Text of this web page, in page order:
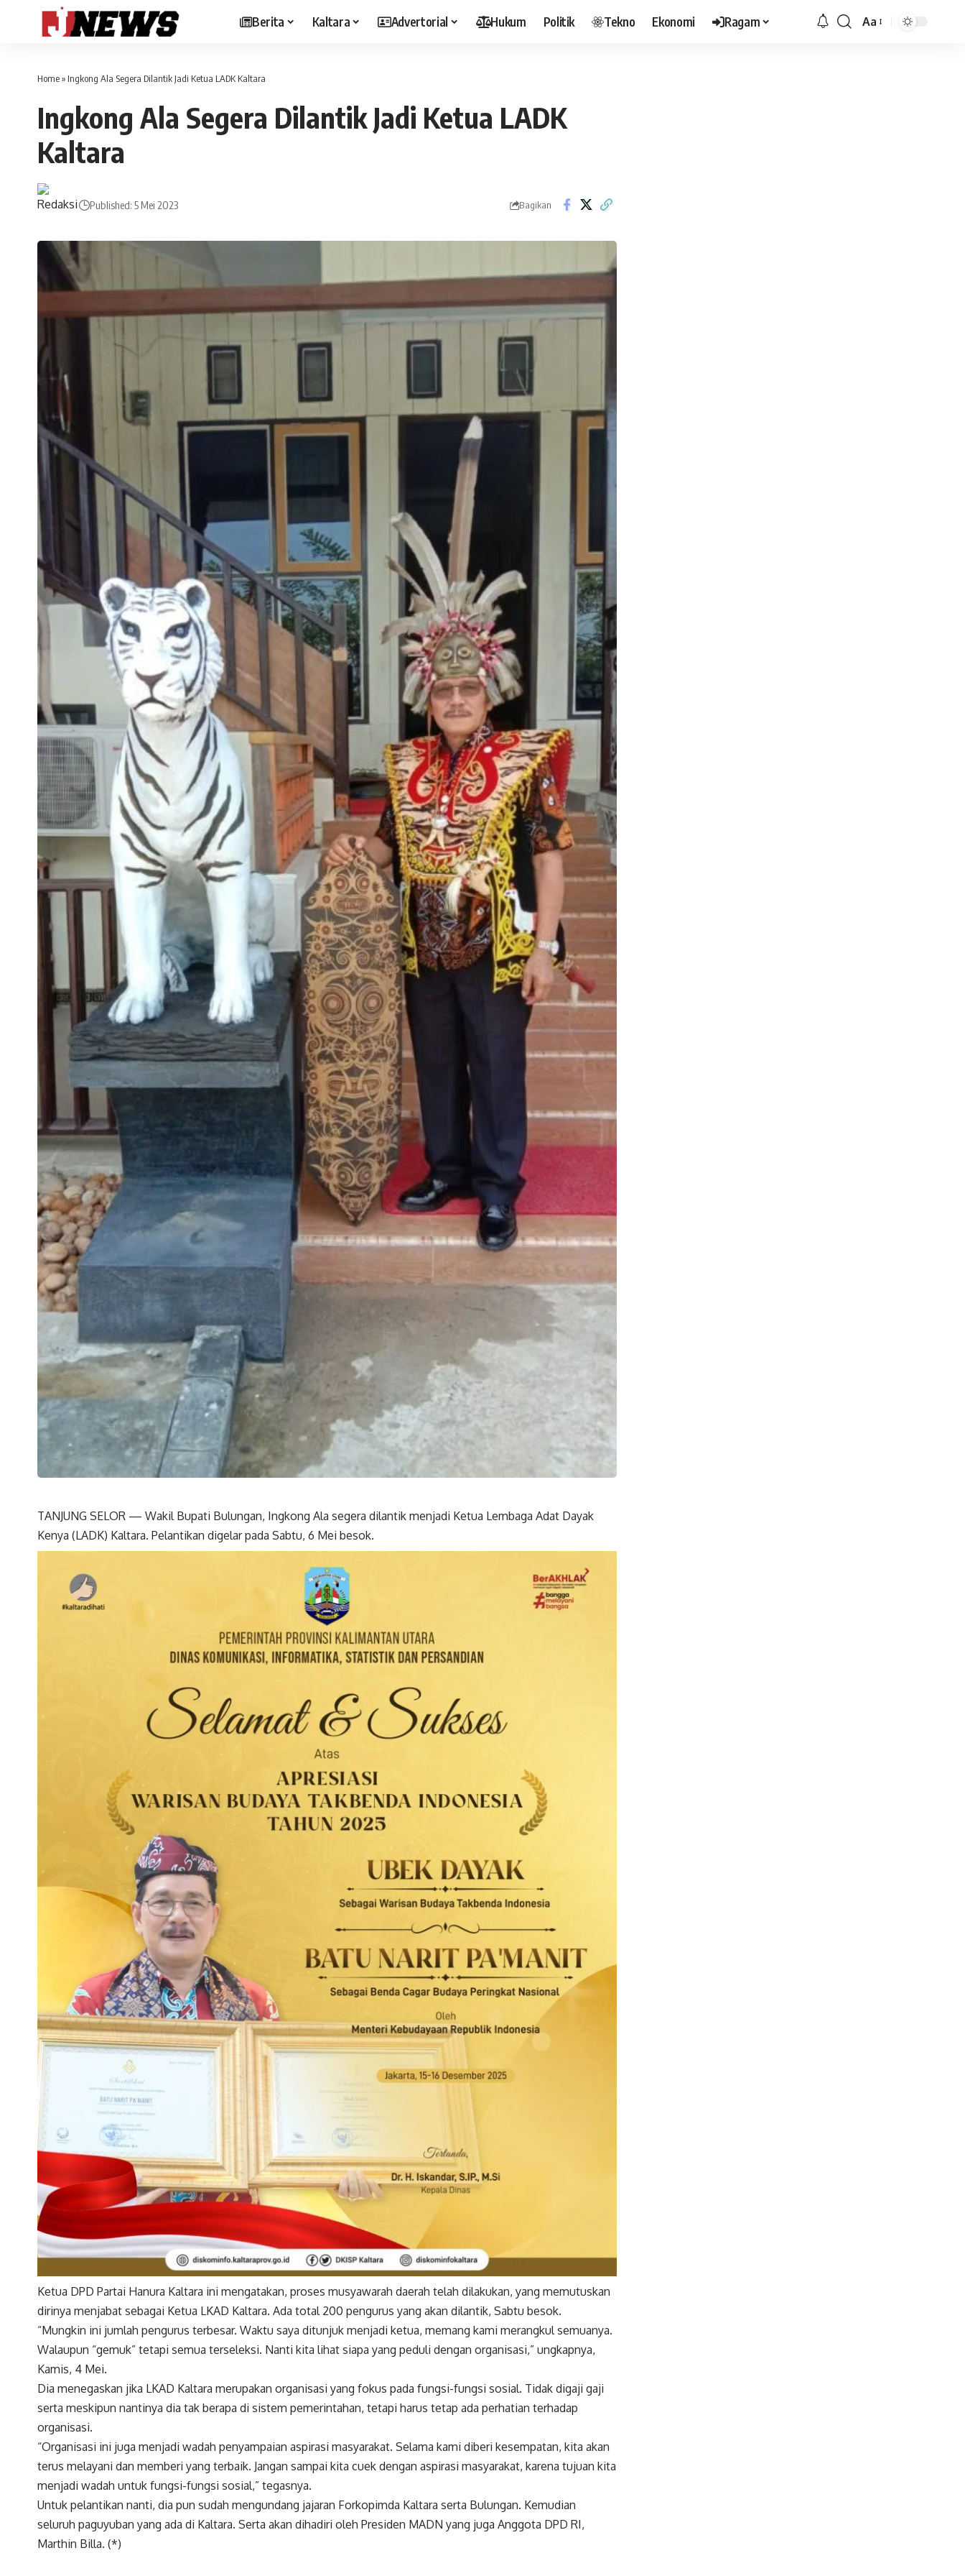
Berita Kaltara Advertorial Hukum Politik Tekno Ekonomi Ragam
Font
Aa
Home» Ingkong Ala Segera Dilantik Jadi Ketua LADK Kaltara
Ingkong Ala Segera Dilantik Jadi Ketua LADK
Kaltara
Published: 5 Mei 2023 Bagikan
TANJUNG SELOR — Wakil Bupati Bulungan, Ingkong Ala segera dilantik menjadi Ketua Lembaga Adat Dayak
Kenya (LADK) Kaltara. Pelantikan digelar pada Sabtu, 6 Mei besok.
Ketua DPD Partai Hanura Kaltara ini mengatakan, proses musyawarah daerah telah dilakukan, yang memutuskan
dirinya menjabat sebagai Ketua LKAD Kaltara. Ada total 200 pengurus yang akan dilantik, Sabtu besok.
“Mungkin ini jumlah pengurus terbesar. Waktu saya ditunjuk menjadi ketua, memang kami merangkul semuanya.
Walaupun “gemuk” tetapi semua terseleksi. Nanti kita lihat siapa yang peduli dengan organisasi,” ungkapnya,
Kamis, 4 Mei.
Dia menegaskan jika LKAD Kaltara merupakan organisasi yang fokus pada fungsi-fungsi sosial. Tidak digaji gaji
serta meskipun nantinya dia tak berapa di sistem pemerintahan, tetapi harus tetap ada perhatian terhadap
organisasi.
“Organisasi ini juga menjadi wadah penyampaian aspirasi masyarakat. Selama kami diberi kesempatan, kita akan
terus melayani dan memberi yang terbaik. Jangan sampai kita cuek dengan aspirasi masyarakat, karena tujuan kita
menjadi wadah untuk fungsi-fungsi sosial,” tegasnya.
Untuk pelantikan nanti, dia pun sudah mengundang jajaran Forkopimda Kaltara serta Bulungan. Kemudian
seluruh paguyuban yang ada di Kaltara. Serta akan dihadiri oleh Presiden MADN yang juga Anggota DPD RI,
Marthin Billa. (*)